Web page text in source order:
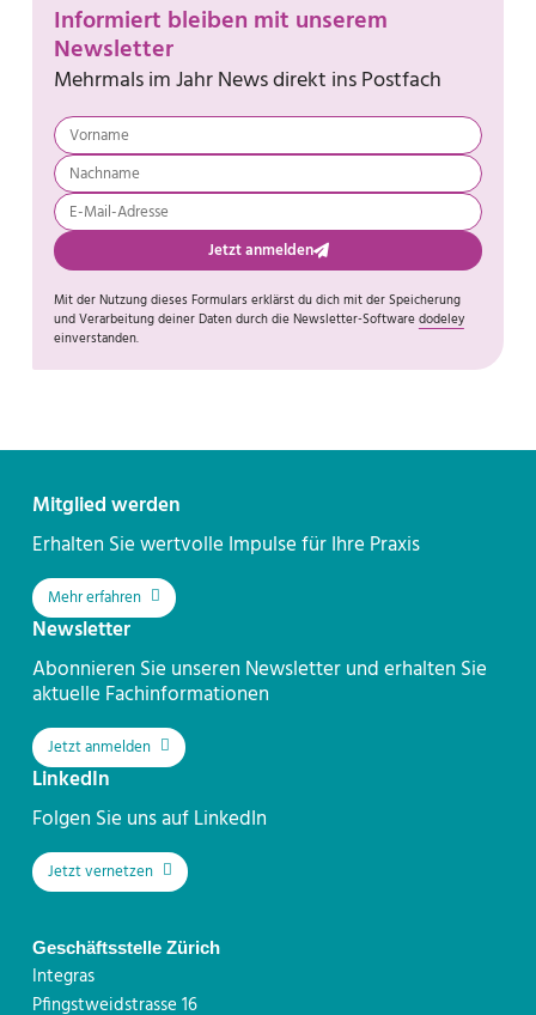
Informiert bleiben mit unserem
Newsletter
Mehrmals im Jahr News direkt ins Postfach
Jetzt anmelden
Mit der Nutzung dieses Formulars erklärst du dich mit der Speicherung
und Verarbeitung deiner Daten durch die Newsletter-Softwaredodeley
einverstanden.
KontaktMitglied werden
Erhalten Sie wertvolle Impulse für Ihre Praxis
Mehr erfahren
Newsletter
Abonnieren Sie unseren Newsletter und erhalten Sie
aktuelle Fachinformationen
Jetzt anmelden
LinkedIn
Folgen Sie uns auf LinkedIn
Jetzt vernetzen
Geschäftsstelle Zürich
Integras
Pfingstweidstrasse 16